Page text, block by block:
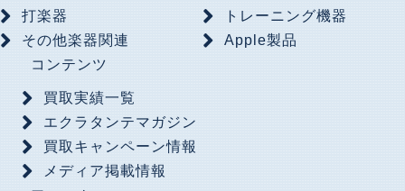
打楽器
その他楽器関連
トレーニング機器
Apple製品
コンテンツ
買取実績一覧
エクラタンテマガジン
買取キャンペーン情報
メディア掲載情報